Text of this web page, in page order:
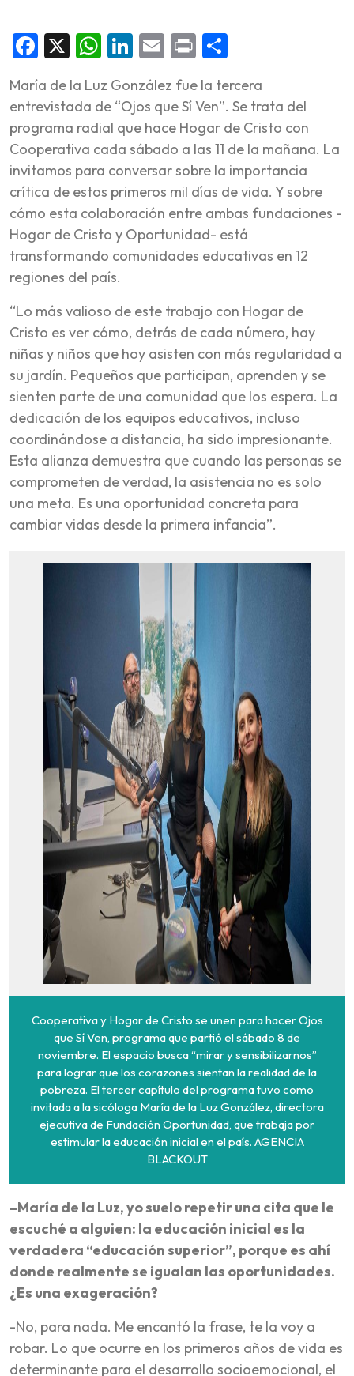
Facebook
X WhatsApp
LinkedIn
Email
Print
María de la Luz González fue la tercera
entrevistada de “Ojos que Sí Ven”. Se trata del
programa radial que hace Hogar de Cristo con
Cooperativa cada sábado a las 11 de la mañana. La
invitamos para conversar sobre la importancia
crítica de estos primeros mil días de vida. Y sobre
cómo esta colaboración entre ambas fundaciones -
Hogar de Cristo y Oportunidad- está
transformando comunidades educativas en 12
regiones del país.
“Lo más valioso de este trabajo con Hogar de
Cristo es ver cómo, detrás de cada número, hay
niñas y niños que hoy asisten con más regularidad a
su jardín. Pequeños que participan, aprenden y se
sienten parte de una comunidad que los espera. La
dedicación de los equipos educativos, incluso
coordinándose a distancia, ha sido impresionante.
Esta alianza demuestra que cuando las personas se
comprometen de verdad, la asistencia no es solo
una meta. Es una oportunidad concreta para
cambiar vidas desde la primera infancia”.
Cooperativa y Hogar de Cristo se unen para hacer Ojos
que Sí Ven, programa que partió el sábado 8 de
noviembre. El espacio busca “mirar y sensibilizarnos”
para lograr que los corazones sientan la realidad de la
pobreza. El tercer capítulo del programa tuvo como
invitada a la sicóloga María de la Luz González, directora
ejecutiva de Fundación Oportunidad, que trabaja por
estimular la educación inicial en el país. AGENCIA
BLACKOUT
–María de la Luz, yo suelo repetir una cita que le
escuché a alguien: la educación inicial es la
verdadera “educación superior”, porque es ahí
donde realmente se igualan las oportunidades.
¿Es una exageración?
-No, para nada. Me encantó la frase, te la voy a
robar. Lo que ocurre en los primeros años de vida es
determinante para el desarrollo socioemocional, el